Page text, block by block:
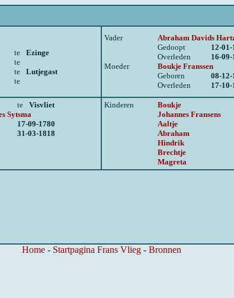
te
Ezinge
te
te
Lutjegast
te
Vader
Abraham Davids
Gedoopt
12-01-
Overleden
16-09-
Moeder
Boukje Franssen
Geboren
08-12-
Overleden
17-10-
te
Visvliet
Sytsma
17-09-1780
31-03-1818
Kinderen
Boukje
Johannes Fransens
Aaltje
Abraham
Hindrik
Brechtje
Magreta
Home- Startpagina Frans Vlieg- Bronnen